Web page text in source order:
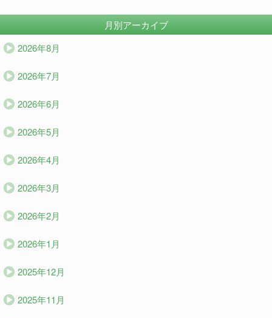
月別アーカイブ
2026年8月
2026年7月
2026年6月
2026年5月
2026年4月
2026年3月
2026年2月
2026年1月
2025年12月
2025年11月